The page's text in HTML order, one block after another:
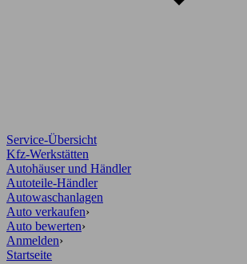
Service-Übersicht
Kfz-Werkstätten
Autohäuser und Händler
Autoteile-Händler
Autowaschanlagen
Auto verkaufen›
Auto bewerten›
Anmelden›
Startseite